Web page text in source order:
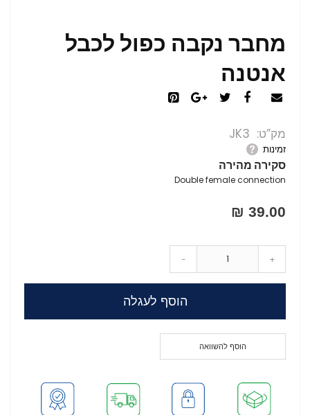
מחבר נקבה כפול לכבל
אנטנה
מק”ט JK3
זמינות
סקירה מהירה
Double female connection
39.00 ₪
- +
הוסף לעגלה
הוסף להשוואה